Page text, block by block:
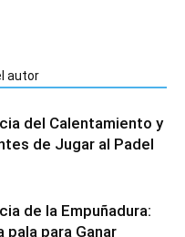
autor
del Calentamiento y
de Jugar al Padel
de la Empuñadura:
pala para Ganar